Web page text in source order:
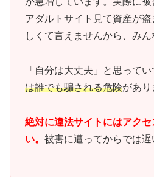
アダルトサイト見て資産が
しくて言えませんから、みん
「自分は大丈夫」と思ってい
は誰でも騙される危険があり
絶対に違法サイトにはアク
い。 被害に遭ってからでは遅